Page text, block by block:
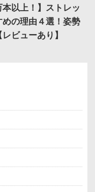
本以上！】ストレッ
の理由４選！姿勢
ビューあり】